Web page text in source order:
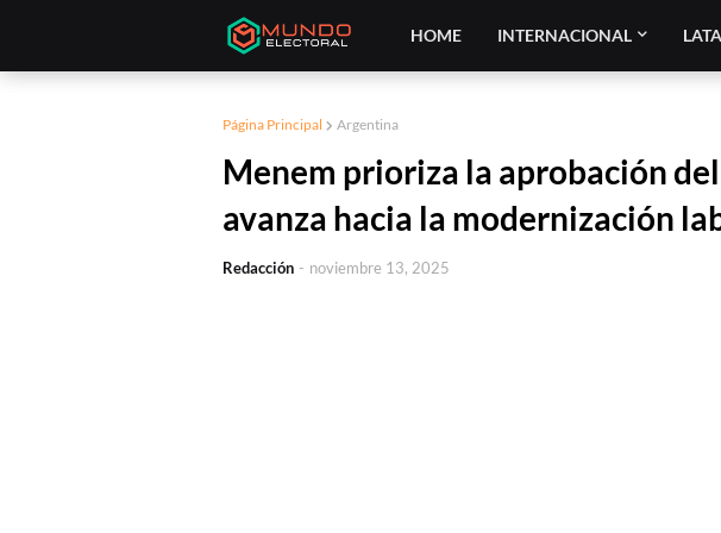
HOME INTERNACIONAL
Página Principal Argentina
Menem prioriza la aprobación
avanza hacia la modernización
Redacción - noviembre 13, 2025